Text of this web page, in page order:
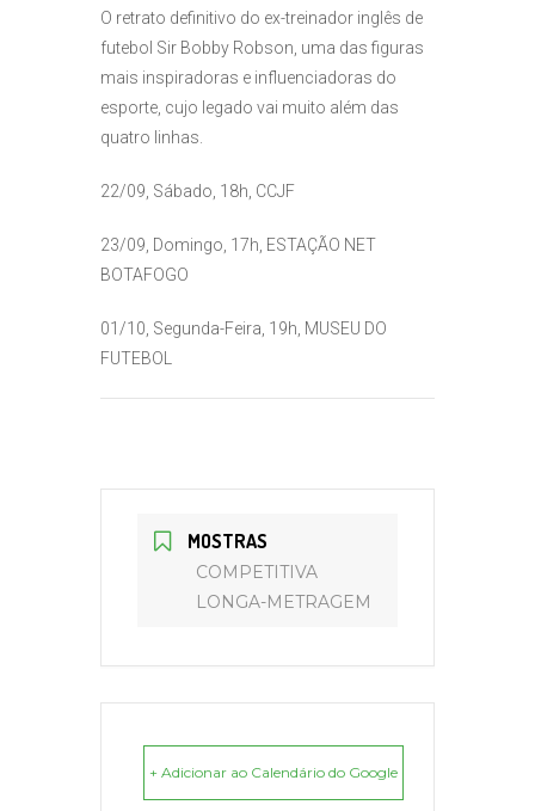
O retrato definitivo do ex-treinador inglês de
futebol Sir Bobby Robson, uma das figuras
mais inspiradoras e influenciadoras do
esporte, cujo legado vai muito além das
quatro linhas.
22/09, Sábado, 18h, CCJF
23/09, Domingo, 17h, ESTAÇÃO NET
BOTAFOGO
01/10, Segunda-Feira, 19h, MUSEU DO
FUTEBOL
MOSTRAS
COMPETITIVA
LONGA-METRAGEM
+ Adicionar ao Calendário do Google